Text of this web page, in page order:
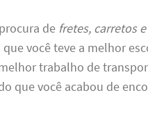
de fretes, carretos
que você teve a melhor
trabalho de
que você acabou de